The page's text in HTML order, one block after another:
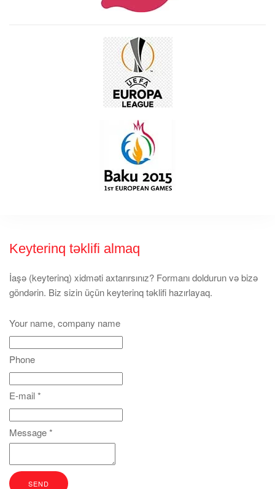
Keyterinq təklifi almaq
İaşə (keyterinq) xidməti axtarırsınız? Formanı doldurun və bizə
göndərin. Biz sizin üçün keyterinq təklifi hazırlayaq.
Your name, company name
Phone
E-mail*
Message*
SEND